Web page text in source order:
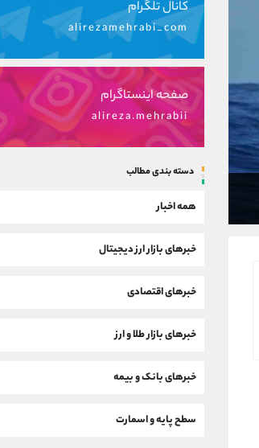
کانال تلگرام
alirezamehrabi_com
صفحه اینستاگرام
alireza.mehrabii
دسته بندی مطالب
همه اخبار
خبرهای بازار ارز دیجیتال
خبرهای اقتصادی
خبرهای بازار طلا و ارز
خبرهای بانک و بیمه
سطح پایه و اسمارت